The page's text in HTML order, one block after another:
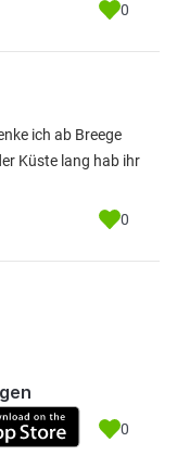
0
ich ab Breege
Küste lang hab ihr
0
0